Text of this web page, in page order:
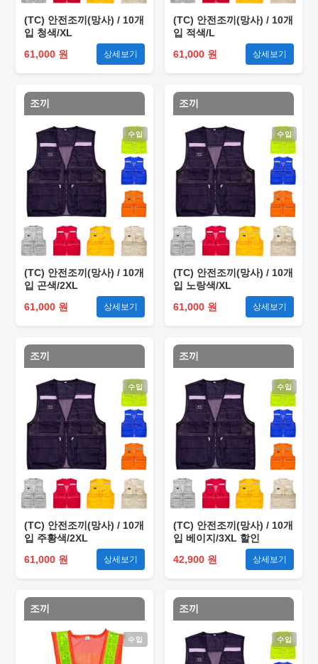
(TC) 안전조끼(망사) / 10개
입 청색/XL
61,000 원
상세보기
(TC) 안전조끼(망사) / 10개
입 적색/L
61,000 원
상세보기
조끼
수입
(TC) 안전조끼(망사) / 10개
입 곤색/2XL
61,000 원
상세보기
조끼
수입
(TC) 안전조끼(망사) / 10개
입 노랑색/XL
61,000 원
상세보기
조끼
수입
(TC) 안전조끼(망사) / 10개
입 주황색/2XL
61,000 원
상세보기
조끼
수입
(TC) 안전조끼(망사) / 10개
입 베이지/3XL 할인
42,900 원
상세보기
조끼
수입
조끼
수입